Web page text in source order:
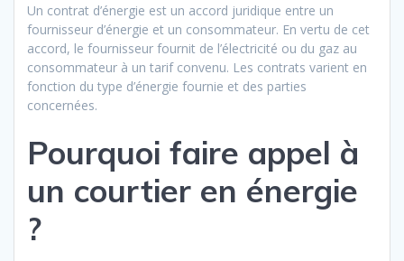
Un contrat d’énergie est un accord juridique entre un
fournisseur d’énergie et un consommateur. En vertu de cet
accord, le fournisseur fournit de l’électricité ou du gaz au
consommateur à un tarif convenu. Les contrats varient en
fonction du type d’énergie fournie et des parties
concernées.
Pourquoi faire appel à
un courtier en énergie
?